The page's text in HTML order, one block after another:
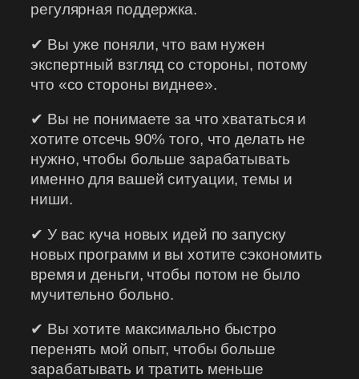
регулярная поддержка.
✔ Вы уже поняли, что вам нужен
экспертный взгляд со стороны, потому
что «со стороны виднее».
✔ Вы не понимаете за что хвататься и
хотите отсечь 90% того, что делать не
нужно, чтобы больше зарабатывать
именно для вашей ситуации, темы и
ниши.
✔ У вас куча новых идей по запуску
новых программ и вы хотите сэкономить
время и деньги, чтобы потом не было
мучительно больно.
✔ Вы хотите максимально быстро
перенять мой опыт, чтобы больше
зарабатывать и тратить меньше